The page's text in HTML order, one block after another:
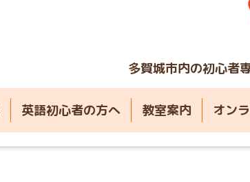
多賀城市内の初心者
英語初心者の方へ 教室案内 オン